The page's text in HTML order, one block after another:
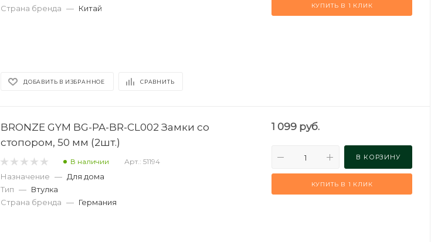
Страна бренда — Китай
ДОБАВИТЬ В ИЗБРАННОЕ СРАВНИТЬ
КУПИТЬ В 1 КЛИК
BRONZE GYM BG-PA-BR-CL002 Замки со
стопором, 50 мм (2шт.)
В наличии Арт.: 51194
Назначение — Для дома
Тип — Втулка
Страна бренда — Германия
1 099 руб.
В КОРЗИНУ
КУПИТЬ В 1 КЛИК